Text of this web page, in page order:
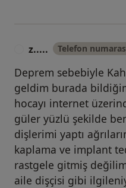
z..... Telefon
Deprem sebebiyle
geldim burada
hocayı internet
güler yüzlü şekilde
dişlerimi yaptı
kaplama ve implant
rastgele gitmiş
aile dişçisi gibi